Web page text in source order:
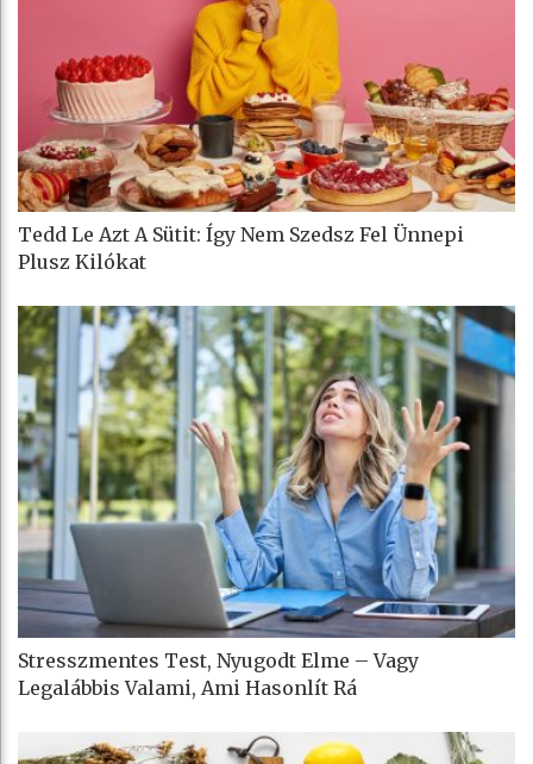
Tedd Le Azt A Sütit: Így Nem Szedsz Fel Ünnepi
Plusz Kilókat
Stresszmentes Test, Nyugodt Elme – Vagy
Legalábbis Valami, Ami Hasonlít Rá